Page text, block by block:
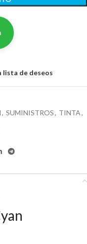
lista de deseos
, SUMINISTROS, TINTA,